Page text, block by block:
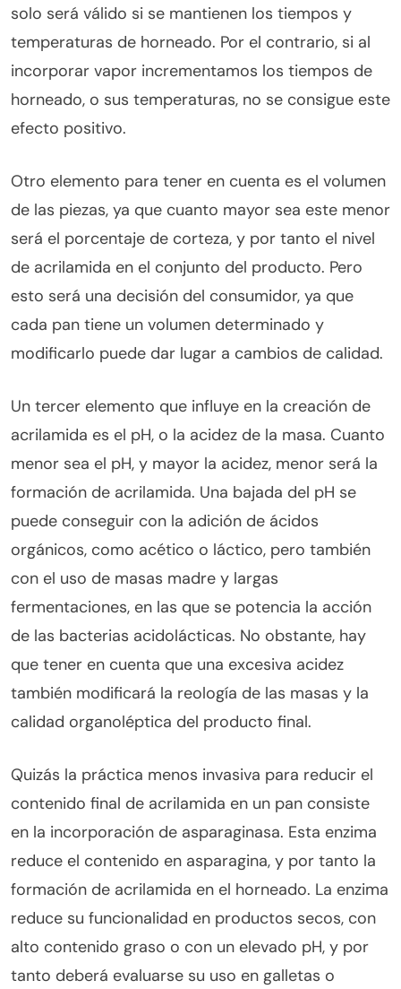
solo será válido si se mantienen los tiempos y
temperaturas de horneado. Por el contrario, si al
incorporar vapor incrementamos los tiempos de
horneado, o sus temperaturas, no se consigue este
efecto positivo.
Otro elemento para tener en cuenta es el volumen
de las piezas, ya que cuanto mayor sea este menor
será el porcentaje de corteza, y por tanto el nivel
de acrilamida en el conjunto del producto. Pero
esto será una decisión del consumidor, ya que
cada pan tiene un volumen determinado y
modificarlo puede dar lugar a cambios de calidad.
Un tercer elemento que influye en la creación de
acrilamida es el pH, o la acidez de la masa. Cuanto
menor sea el pH, y mayor la acidez, menor será la
formación de acrilamida. Una bajada del pH se
puede conseguir con la adición de ácidos
orgánicos, como acético o láctico, pero también
con el uso de masas madre y largas
fermentaciones, en las que se potencia la acción
de las bacterias acidolácticas. No obstante, hay
que tener en cuenta que una excesiva acidez
también modificará la reología de las masas y la
calidad organoléptica del producto final.
Quizás la práctica menos invasiva para reducir el
contenido final de acrilamida en un pan consiste
en la incorporación de asparaginasa. Esta enzima
reduce el contenido en asparagina, y por tanto la
formación de acrilamida en el horneado. La enzima
reduce su funcionalidad en productos secos, con
alto contenido graso o con un elevado pH, y por
tanto deberá evaluarse su uso en galletas o